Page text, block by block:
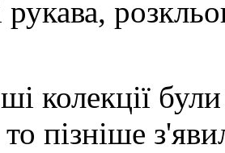
рукава,
колекції
пізніше